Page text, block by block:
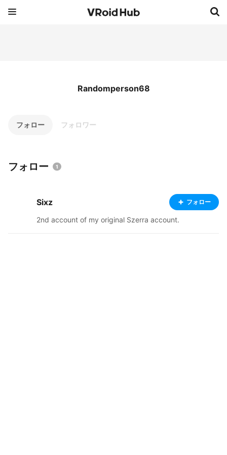
Randomperson68
フォロー フォロワー
フォロー 1
Sixz フォロー
2nd account of my original Szerra account.